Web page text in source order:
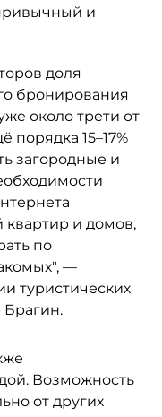
и
доля
бронирования
около трети от
порядка 15–17%
загородные и
квартир и домов,
по
—
туристических
Брагин.
Возможность
от других